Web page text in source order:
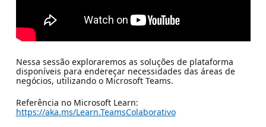
Nessa sessão exploraremos as soluções de plataforma
disponíveis para endereçar necessidades das áreas de
negócios, utilizando o Microsoft Teams.
Referência no Microsoft Learn:
https://aka.ms/Learn.TeamsColaborativo